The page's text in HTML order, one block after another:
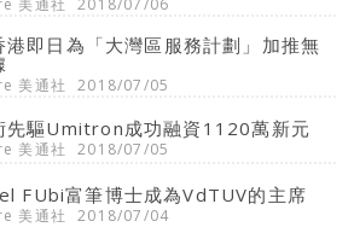
美通社 2018/07/06
港即日為「大灣區服務計劃」加推無
美通社 2018/07/05
先驅Umitron成功融資1120萬新元
美通社 2018/07/05
FUbi富筆博士成為VdTUV的主席
美通社 2018/07/04